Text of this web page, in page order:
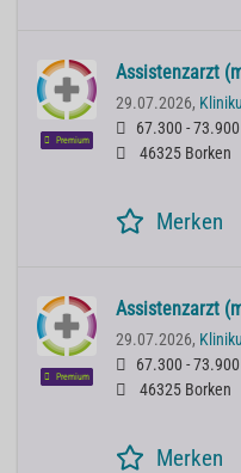
Premium
Assistenzarzt
29.07.2026,
67.300 -
46325 Borken
Merken
Premium
Assistenzarzt
29.07.2026,
67.300 -
46325 Borken
Merken